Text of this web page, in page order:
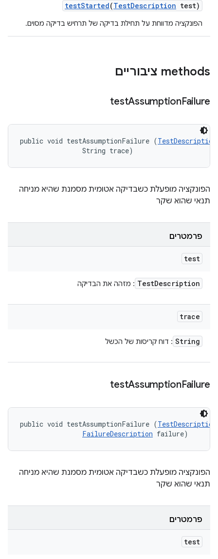
testStarted(TestDescription test)
הפונקציה מדווחת על תחילת בדיקה של תרחיש בדיקה מסוים.
‫methods ציבוריים
testAssumptionFailure
public void testAssumptionFailure (TestDescription
                String trace)
הפונקציה מופעלת כשבדיקה אטומית מסמנת שהיא מניחה
תנאי שהוא שקר
פרמטרים
test
TestDescription : מזהה את הבדיקה
trace
String : דוח קריסות של הכשל
testAssumptionFailure
public void testAssumptionFailure (TestDescription
FailureDescription failure)
הפונקציה מופעלת כשבדיקה אטומית מסמנת שהיא מניחה
תנאי שהוא שקר
פרמטרים
test